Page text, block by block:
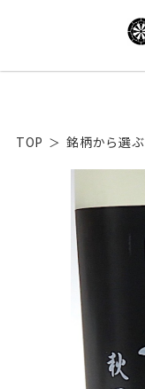
TOP 銘柄から選ぶ